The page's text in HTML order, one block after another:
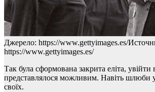
Джерело: https://www.gettyimages.es/
https://www.gettyimages.es/
Так була сформована закрита еліта, увійти
представлялося можливим. Навіть шлюби
своїх.